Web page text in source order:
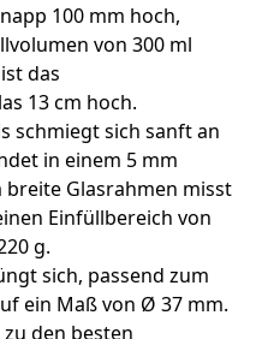
100 mm hoch,
von 300 ml
das
13 cm hoch.
schmiegt sich sanft an
in einem 5 mm
breite Glasrahmen misst
Einfüllbereich von
g.
sich, passend zum
ein Maß von Ø 37 mm.
den besten